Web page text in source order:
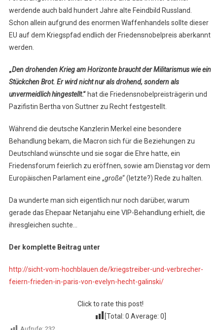
werdende auch bald hundert Jahre alte Feindbild Russland.
Schon allein aufgrund des enormen Waffenhandels sollte dieser
EU auf dem Kriegspfad endlich der Friedensnobelpreis aberkannt
werden.
„Den drohenden Krieg am Horizonte braucht der Militarismus wie ein
Stückchen Brot. Er wird nicht nur als drohend, sondern als
unvermeidlich hingestellt.“ hat die Friedensnobelpreisträgerin und
Pazifistin Bertha von Suttner zu Recht festgestellt.
Während die deutsche Kanzlerin Merkel eine besondere
Behandlung bekam, die Macron sich für die Beziehungen zu
Deutschland wünschte und sie sogar die Ehre hatte, ein
Friedensforum feierlich zu eröffnen, sowie am Dienstag vor dem
Europäischen Parlament eine „große“ (letzte?) Rede zu halten.
Da wunderte man sich eigentlich nur noch darüber, warum
gerade das Ehepaar Netanjahu eine VIP-Behandlung erhielt, die
ihresgleichen suchte…
Der komplette Beitrag unter
http://sicht-vom-hochblauen.de/kriegstreiber-und-verbrecher-
feiern-frieden-in-paris-von-evelyn-hecht-galinski/
Click to rate this post!
[Total: 0 Average: 0